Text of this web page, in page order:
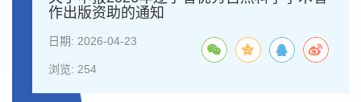
作出版资助的通知
日期: 2026-04-23
浏览: 254